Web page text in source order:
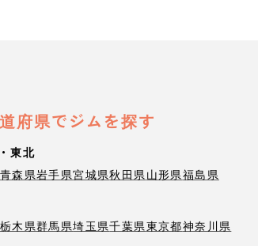
府県でジムを探す
東北
青森県岩手県宮城県秋田県山形県福島県
栃木県群馬県埼玉県千葉県東京都神奈川県